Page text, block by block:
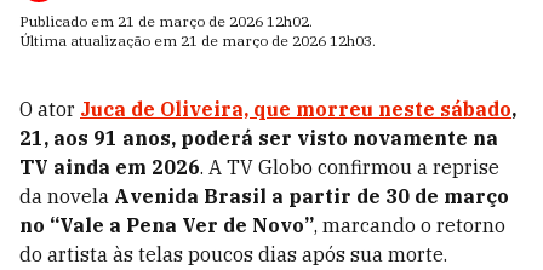
Publicado em 21 de março de 2026 12h02.
Última atualização em 21 de março de 2026 12h03.
O ator Juca de Oliveira, que morreu neste sábado,
21, aos 91 anos, poderá ser visto novamente na
TV ainda em 2026. A TV Globo confirmou a reprise
da novela Avenida Brasil a partir de 30 de março
no “Vale a Pena Ver de Novo”, marcando o retorno
do artista às telas poucos dias após sua morte.